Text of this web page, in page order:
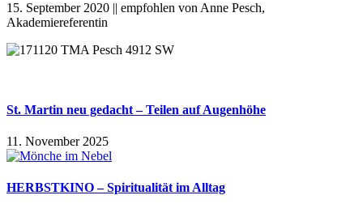
15. September 2020 || empfohlen von Anne Pesch,
Akademiereferentin
St. Martin neu gedacht – Teilen auf Augenhöhe
11. November 2025
HERBSTKINO – Spiritualität im Alltag